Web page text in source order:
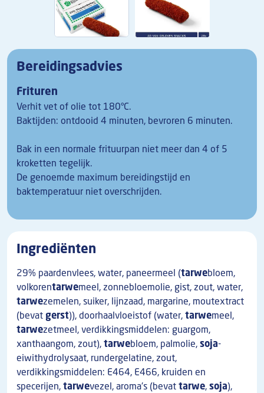
Bereidingsadvies
Frituren
Verhit vet of olie tot 180°C.
Baktijden: ontdooid 4 minuten, bevroren 6 minuten.
Bak in een normale frituurpan niet meer dan 4 of 5
kroketten tegelijk.
De genoemde maximum bereidingstijd en
baktemperatuur niet overschrijden.
Ingrediënten
29% paardenvlees, water, paneermeel (tarwebloem,
volkorentarwemeel, zonnebloemolie, gist, zout, water,
tarwezemelen, suiker, lijnzaad, margarine, moutextract
(bevatgerst)), doorhaalvloeistof (water,tarwemeel,
tarwezetmeel, verdikkingsmiddelen: guargom,
xanthaangom, zout),tarwebloem, palmolie,soja-
eiwithydrolysaat, rundergelatine, zout,
verdikkingsmiddelen: E464, E466, kruiden en
specerijen,tarwevezel, aroma's (bevattarwe,soja),